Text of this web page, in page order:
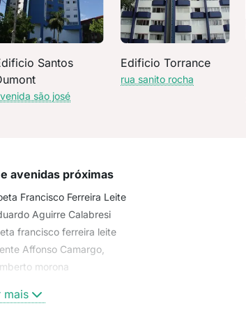
Santos
são josé
Edificio Torrance
rua sanito rocha
e avenidas próximas
Francisco Ferreira Leite
Aguirre Calabresi
francisco ferreira leite
Affonso Camargo,
morona
aguirre calabresi
mais